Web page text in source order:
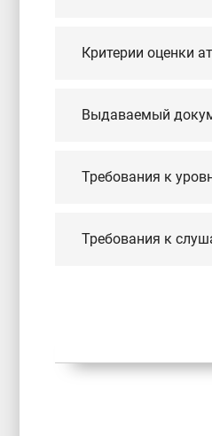
Критерии оценки
Выдаваемый
Требования к
Требования к